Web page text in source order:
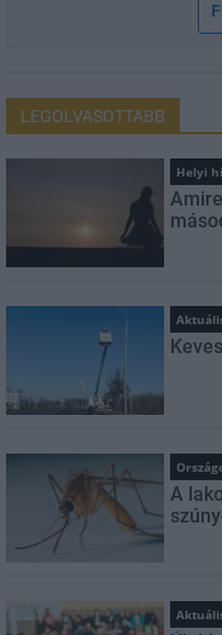
LEGOLVASOTTABB
Helyi
A